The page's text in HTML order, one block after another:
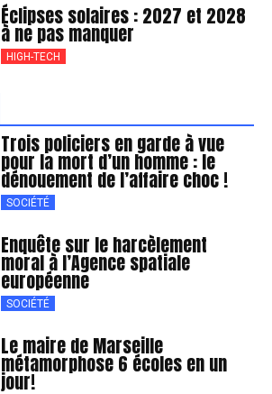
Éclipses solaires : 2027 et 2028
à ne pas manquer
HIGH-TECH
Trois policiers en garde à vue
pour la mort d’un homme : le
dénouement de l’affaire choc !
SOCIÉTÉ
Enquête sur le harcèlement
moral à l’Agence spatiale
européenne
SOCIÉTÉ
Le maire de Marseille
métamorphose 6 écoles en un
jour!